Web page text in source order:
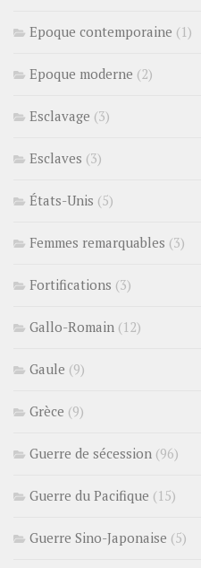
Epoque contemporaine (1)
Epoque moderne (2)
Esclavage (3)
Esclaves (3)
États-Unis (5)
Femmes remarquables (3)
Fortifications (3)
Gallo-Romain (12)
Gaule (9)
Grèce (9)
Guerre de sécession (96)
Guerre du Pacifique (15)
Guerre Sino-Japonaise (5)